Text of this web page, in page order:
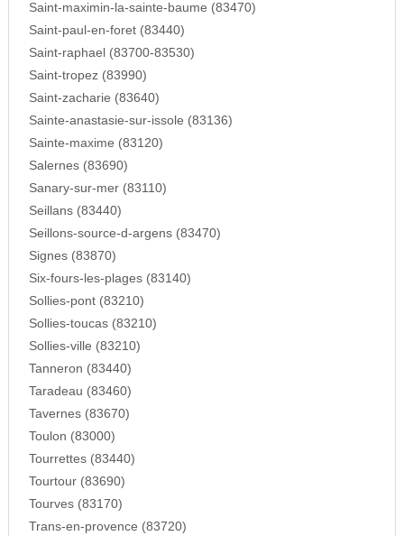
Saint-maximin-la-sainte-baume (83470)
Saint-paul-en-foret (83440)
Saint-raphael (83700-83530)
Saint-tropez (83990)
Saint-zacharie (83640)
Sainte-anastasie-sur-issole (83136)
Sainte-maxime (83120)
Salernes (83690)
Sanary-sur-mer (83110)
Seillans (83440)
Seillons-source-d-argens (83470)
Signes (83870)
Six-fours-les-plages (83140)
Sollies-pont (83210)
Sollies-toucas (83210)
Sollies-ville (83210)
Tanneron (83440)
Taradeau (83460)
Tavernes (83670)
Toulon (83000)
Tourrettes (83440)
Tourtour (83690)
Tourves (83170)
Trans-en-provence (83720)